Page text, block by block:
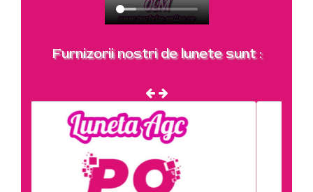
Furnizorii nostri de lunete sunt :